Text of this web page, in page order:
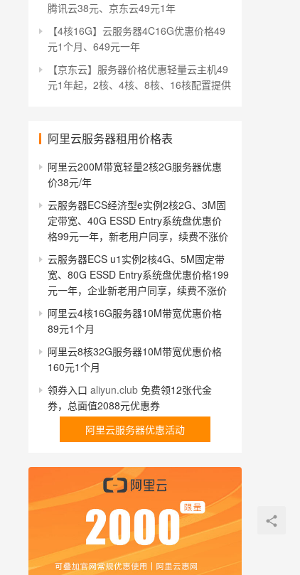
腾讯云38元、京东云49元1年
【4核16G】云服务器4C16G优惠价格49
元1个月、649元一年
【京东云】服务器价格优惠轻量云主机49
元1年起，2核、4核、8核、16核配置提供
阿里云服务器租用价格表
阿里云200M带宽轻量2核2G服务器优惠
价38元/年
云服务器ECS经济型e实例2核2G、3M固
定带宽、40G ESSD Entry系统盘优惠价
格99元一年，新老用户同享，续费不涨价
云服务器ECS u1实例2核4G、5M固定带
宽、80G ESSD Entry系统盘优惠价格199
元一年，企业新老用户同享，续费不涨价
阿里云4核16G服务器10M带宽优惠价格
89元1个月
阿里云8核32G服务器10M带宽优惠价格
160元1个月
领券入口 aliyun.club 免费领12张代金
券，总面值2088元优惠券
阿里云服务器优惠活动